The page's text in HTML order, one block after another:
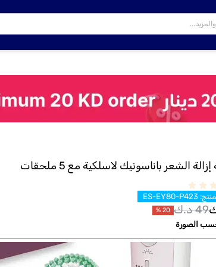
الشعر باناسونيك لاسلكية مع 5 ملحقات
:
ES-EY80-P423
49 د.ك 20
%
الصورة